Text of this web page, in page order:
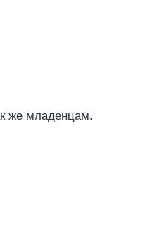
же младенцам.